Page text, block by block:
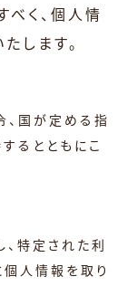
く、個人情
します。
国が定める指
るとともにこ
特定された利
人情報を取り